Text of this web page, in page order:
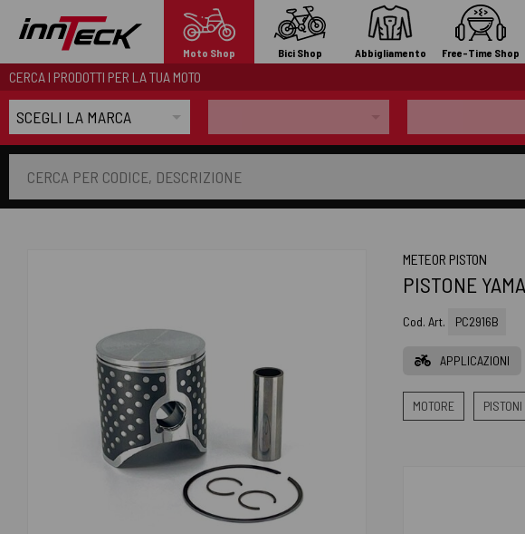
Moto Shop Bici Shop Abbigliamento Free-Time Shop
CERCA I PRODOTTI PER LA TUA MOTO
METEOR PISTON
PISTONE
Cod. Art. PC2916B
APPLICAZIONI
MOTORE PISTONI